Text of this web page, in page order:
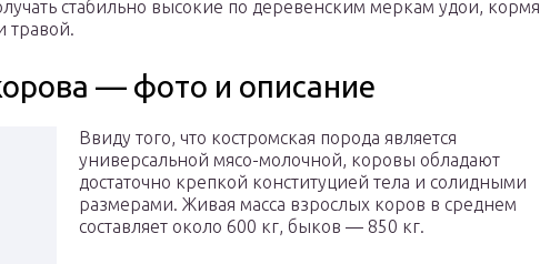
стабильно высокие по деревенским меркам удои, кормя
травой.
— фото и описание
Ввиду того, что костромская порода является
универсальной мясо-молочной, коровы обладают
достаточно крепкой конституцией тела и солидными
размерами. Живая масса взрослых коров в среднем
составляет около 600 кг, быков — 850 кг.